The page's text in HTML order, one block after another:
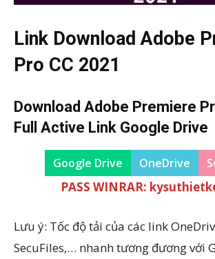
Link DownloadAdobe
Pro CC 2021
Download Adobe Premiere
Full Active Link Google Drive
Google Drive OneDrive
PASS WINRAR:
Lưu ý: Tốc độ tải của các link
SecuFiles,… nhanh tương đương với